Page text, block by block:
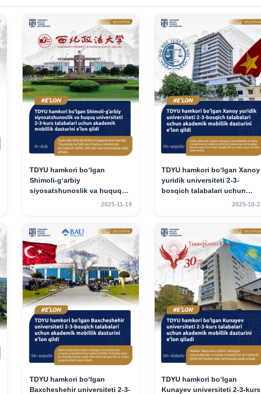
TDYU hamkori bo‘lgan
Shimoli-g‘arbiy
siyosatshunoslik va huquq
universiteti 2-3-kurs talabalari
2025-11-19
TDYU hamkori bo‘lgan Xanoy
yuridik universiteti 2-3-
bosqich talabalari uchun
akademik mobillik dasturini
2025-10-
TDYU hamkori bo‘lgan
Baxcheshehir universiteti 2-3-
TDYU hamkori bo‘lgan
Kunayev universiteti 2-3-kurs